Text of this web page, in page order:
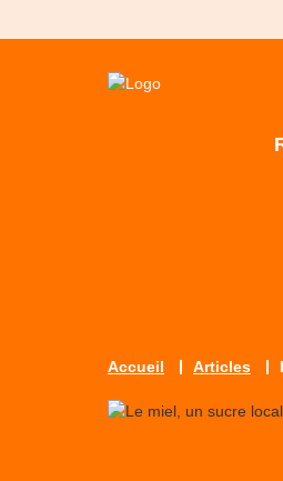
Accueil Articles